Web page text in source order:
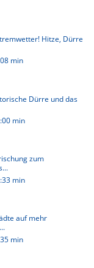
Hitze, Dürre
min
Dürre und das
min
zum
min
auf mehr
min